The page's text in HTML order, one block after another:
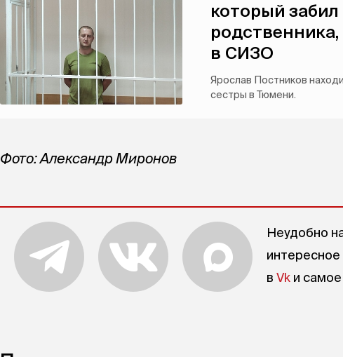
который
в СИЗО
Ярослав Постников
сестры в Тюмени.
Фото: Александр Миронов
Неудобно
интересное
в Vk и самое